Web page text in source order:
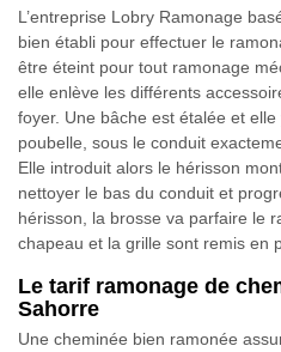
L’entreprise Lobry Ramonage
bien établi pour effectuer le
être éteint pour tout ramonage
elle enlève les différents
foyer. Une bâche est étalée et
poubelle, sous le conduit
Elle introduit alors le hérisson
nettoyer le bas du conduit et
hérisson, la brosse va parfaire le
chapeau et la grille sont remis en
Le tarif ramonage de
Sahorre
Une cheminée bien ramonée